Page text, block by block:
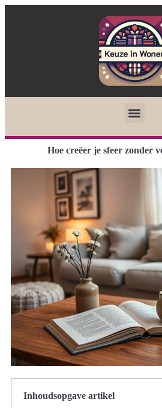
Hoe creëer je sfeer zonder
Inhoudsopgave artikel